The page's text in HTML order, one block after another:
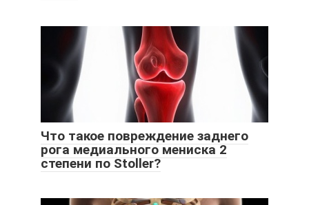
Что такое повреждение заднего
рога медиального мениска 2
степени по Stoller?